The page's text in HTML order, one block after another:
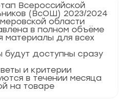
Всероссийской
(ВсОШ) 2023/2024
области
в полном объёме
материалы для всех
будут доступны сразу
и критерии
в течении месяца
на товаре